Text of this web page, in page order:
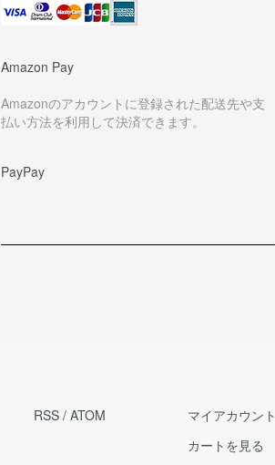
Amazon Pay
Amazonのアカウントに登録された配送先や支
払い方法を利用して決済できます。
PayPay
RSS / ATOM
マイアカウント
カートを見る